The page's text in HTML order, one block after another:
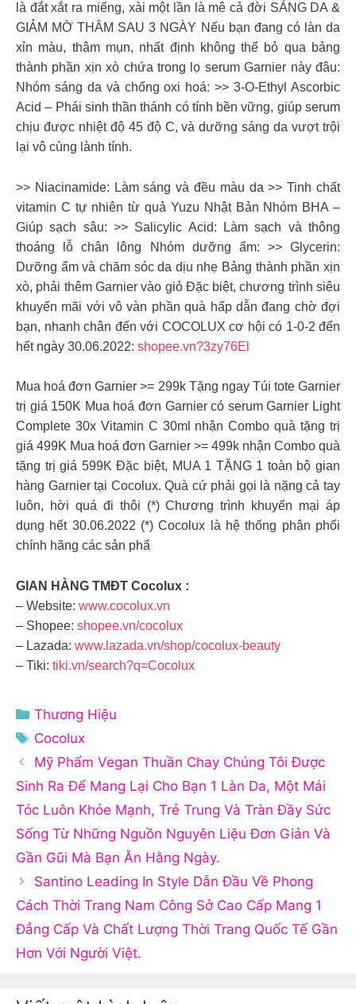
là đắt xắt ra miếng, xài một lần là mê cả đời SÁNG DA &
GIẢM MỜ THÂM SAU 3 NGÀY Nếu bạn đang có làn da
xỉn màu, thâm mụn, nhất định không thể bỏ qua bảng
thành phần xịn xò chứa trong lọ serum Garnier này đâu:
Nhóm sáng da và chống oxi hoá: >> 3-O-Ethyl Ascorbic
Acid – Phái sinh thần thánh có tính bền vững, giúp serum
chịu được nhiệt độ 45 độ C, và dưỡng sáng da vượt trội
lại vô cùng lành tính.
>> Niacinamide: Làm sáng và đều màu da >> Tinh chất
vitamin C tự nhiên từ quả Yuzu Nhật Bản Nhóm BHA –
Giúp sạch sâu: >> Salicylic Acid: Làm sạch và thông
thoáng lỗ chân lông Nhóm dưỡng ẩm: >> Glycerin:
Dưỡng ẩm và chăm sóc da dịu nhẹ Bảng thành phần xịn
xò, phải thêm Garnier vào giỏ Đặc biệt, chương trình siêu
khuyến mãi với vô vàn phần quà hấp dẫn đang chờ đợi
bạn, nhanh chân đến với COCOLUX cơ hội có 1-0-2 đến
hết ngày 30.06.2022: shopee.vn?3zy76El
Mua hoá đơn Garnier >= 299k Tặng ngay Túi tote Garnier
trị giá 150K Mua hoá đơn Garnier có serum Garnier Light
Complete 30x Vitamin C 30ml nhận Combo quà tặng trị
giá 499K Mua hoá đơn Garnier >= 499k nhận Combo quà
tặng trị giá 599K Đặc biệt, MUA 1 TẶNG 1 toàn bộ gian
hàng Garnier tại Cocolux. Quà cứ phải gọi là nặng cả tay
luôn, hời quá đi thôi (*) Chương trình khuyến mại áp
dụng hết 30.06.2022 (*) Cocolux là hệ thống phân phối
chính hãng các sản phẩ
GIAN HÀNG TMĐT Cocolux :
– Website: www.cocolux.vn
– Shopee: shopee.vn/cocolux
– Lazada: www.lazada.vn/shop/cocolux-beauty
– Tiki: tiki.vn/search?q=Cocolux
Danh
mục
Thương Hiệu
Thẻ
Cocolux
Mỹ Phẩm Vegan Thuần Chay Chúng Tôi Được
Sinh Ra Để Mang Lại Cho Bạn 1 Làn Da, Một Mái
Tóc Luôn Khỏe Mạnh, Trẻ Trung Và Tràn Đầy Sức
Sống Từ Những Nguồn Nguyên Liệu Đơn Giản Và
Gần Gũi Mà Bạn Ăn Hằng Ngày.
Santino Leading In Style Dẫn Đầu Về Phong
Cách Thời Trang Nam Công Sở Cao Cấp Mang 1
Đẳng Cấp Và Chất Lượng Thời Trang Quốc Tế Gần
Hơn Với Người Việt.